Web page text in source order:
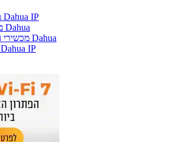
> מצלמות אבטחה Dahua IP
> מצלמות אנלוגיות Dahua
> מכשירי הקלטה אנלוגיים Dahua
> מכשירי הקלטה Dahua IP